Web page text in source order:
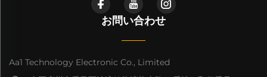
お問い合わせ
Aa1 Technology Electronic Co., Limited